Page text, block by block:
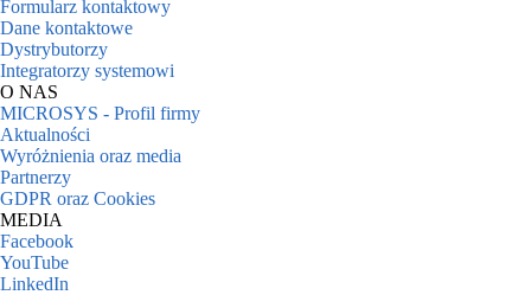
Formularz kontaktowy
Dane kontaktowe
Dystrybutorzy
Integratorzy systemowi
O NAS
MICROSYS - Profil firmy
Aktualności
Wyróżnienia oraz media
Partnerzy
GDPR oraz Cookies
MEDIA
Facebook
YouTube
LinkedIn